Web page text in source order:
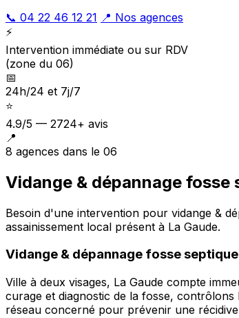
📞 04 22 46 12 21 📍 Nos agences
⚡
Intervention immédiate ou sur RDV
(zone du 06)
📅
24h/24 et 7j/7
⭐
4.9/5 — 2724+ avis
📍
8 agences dans le 06
Vidange & dépannage fosse
Besoin d'une intervention pour vidange &
assainissement local présent à La Gaude.
Vidange & dépannage fosse
Ville à deux visages, La Gaude compte
curage et diagnostic de la fosse,
réseau concerné pour prévenir une